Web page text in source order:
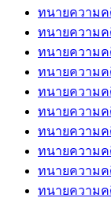
ทนายความค
ทนายความค
ทนายความค
ทนายความค
ทนายความค
ทนายความ
ทนายความ
ทนายความ
ทนายความ
ทนายความ